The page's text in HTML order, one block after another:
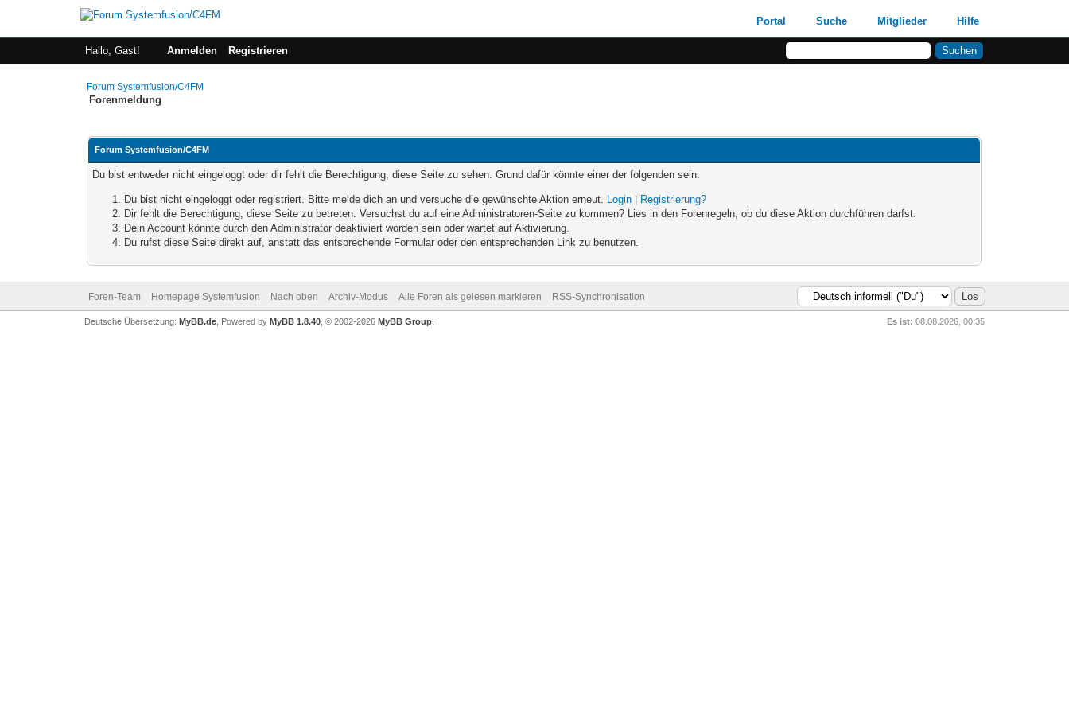
Portal Suche Mitglieder Hilfe
Hallo, Gast! Anmelden Registrieren
Forum Systemfusion/C4FM
Forenmeldung
Forum Systemfusion/C4FM
Du bist entweder nicht eingeloggt oder dir fehlt die Berechtigung, diese Seite zu sehen. Grund dafür könnte einer der folgenden sein:
Du bist nicht eingeloggt oder registriert. Bitte melde dich an und versuche die gewünschte Aktion erneut. Login
Registrierung?
Dir fehlt die Berechtigung, diese Seite zu betreten. Versuchst du auf eine Administratoren-Seite zu kommen? Lies in den Forenregeln, ob du diese Aktion durchführen darfst.
Dein Account könnte durch den Administrator deaktiviert worden sein oder wartet auf Aktivierung.
Du rufst diese Seite direkt auf, anstatt das entsprechende Formular oder den entsprechenden Link zu benutzen.
Foren-Team Homepage Systemfusion Nach oben Archiv-Modus Alle Foren als gelesen markieren RSS-Synchronisation
Es ist: 08.08.2026, 00:35
Deutsche Übersetzung: MyBB.de, Powered by MyBB 1.8.40, © 2002-2026 MyBB Group.